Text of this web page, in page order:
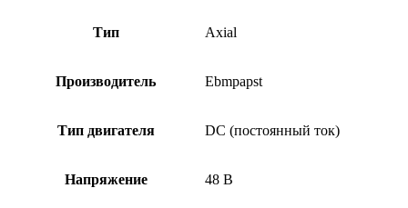
Тип Axial
Производитель Ebmpapst
Тип двигателя DC (постоянный ток)
Напряжение 48 В